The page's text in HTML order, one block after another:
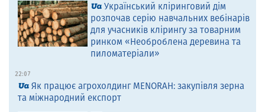
Український кліринговий дім
розпочав серію навчальних вебінарів
для учасників клірингу за товарним
ринком «Необроблена деревина та
пиломатеріали»
22:07
Як працює агрохолдинг MENORAH: закупівля зерна
та міжнародний експорт